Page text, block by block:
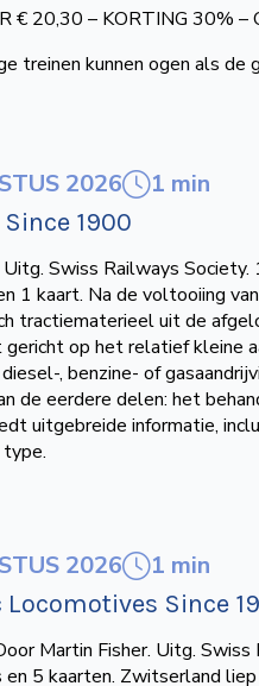
€ 20,30 – KORTING 30% –
treinen kunnen ogen als de
2026 1 min
1900
Swiss Railways
1 kaart. Na de voltooiing
tractiematerieel uit de
gericht op het relatief kleine
, benzine- of
de eerdere delen: het
uitgebreide informatie,
2026 1 min
Locomotives Since
Martin Fisher. Uitg.
en 5 kaarten. Zwitserland